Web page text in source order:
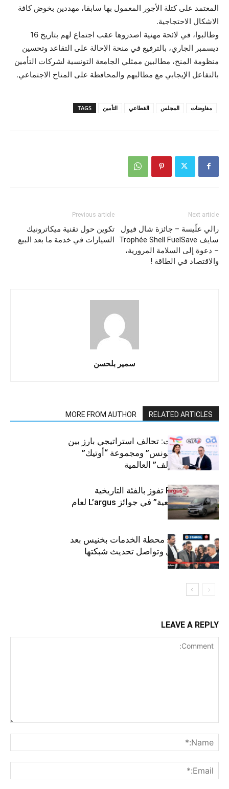
المعتمد على كتلة الأجور المعمول بها سابقا، مهددين بخوض كافة
الاشكال الاحتجاجية.
وطالبوا، في لائحة مهنية اصدروها عقب اجتماع لهم بتاريخ 16
ديسمبر الجاري، بالترفيع في منحة الإحالة على التقاعد وتحسين
منظومة المنح، مطالبين ممثلي الجامعة التونسية لشركات التأمين
بالتفاعل الإيجابي مع مطالبهم والمحافظة على المناخ الاجتماعي.
TAGS التأمين القطاعي المجلس مفاوضات
Previous article
تكوين حول تقنية ميكاترونيك
السيارات في خدمة ما بعد البيع
Next article
رالي علّيسة – جائزة شال فيول
سايف Trophée Shell FuelSave
– دعوة إلى السلامة المرورية،
والاقتصاد في الطاقة !
سمير بلحسن
RELATED ARTICLES
MORE FROM AUTHOR
قطاع السيارات: تحالف استراتيجي بارز بين
“توتال إنرجيز تونس” ومجموعة “أوتيك”
لتوزيع زيوت “إلف” العالمية
كيا PV5 Cargo تفوز بالفئة التاريخية
“للمركبات النفعية” في جوائز L’argus لعام
2026
ستارأويل تفتتح محطة الخدمات بخنيس بعد
تجديدهابالكامل وتواصل تحديث شبكتها
LEAVE A REPLY